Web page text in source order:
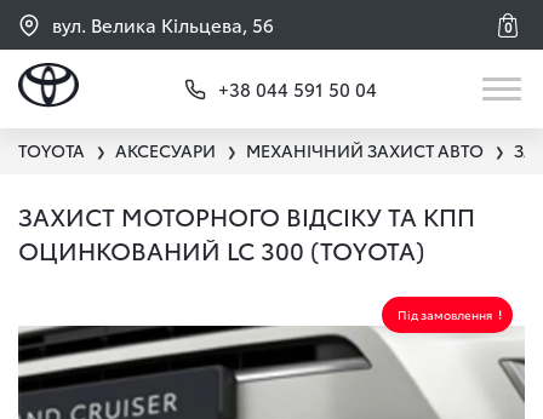
вул. Велика Кільцева, 56 0
+38 044 591 50 04
TOYOTA ❯ АКСЕСУАРИ ❯ МЕХАНІЧНИЙ ЗАХИСТ АВТО ❯
ЗАХИСТ МОТОРНОГО ВІДСІКУ ТА КПП
ОЦИНКОВАНИЙ LC 300 (TOYOTA)
Під замовлення